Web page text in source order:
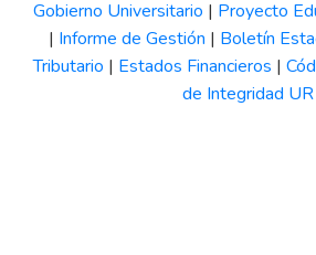
Gobierno Universitario | Proyecto
| Informe de Gestión | Boletín
Tributario | Estados Financieros |
de Integridad UR